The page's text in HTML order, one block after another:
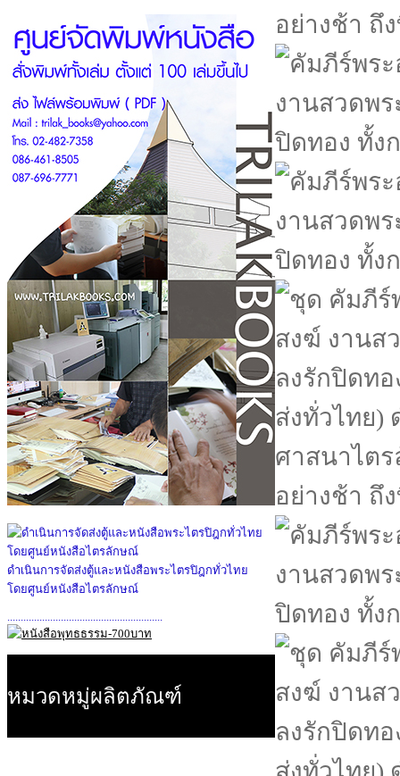
ดำเนินการจัดส่งตู้และหนังสือพระไตรปิฎกทั่วไทย
โดยศูนย์หนังสือไตรลักษณ์
..........................................................
หมวดหมู่ผลิตภัณฑ์